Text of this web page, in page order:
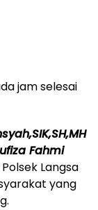
jam selesai
Fahmi
Langsa
yang